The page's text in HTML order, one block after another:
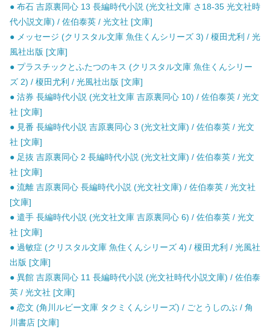
● 布石 吉原裏同心 13 長編時代小説 (光文社文庫 さ18-35 光文社時
代小説文庫) / 佐伯泰英 / 光文社 [文庫]
● メッセージ (クリスタル文庫 魚住くんシリーズ 3) / 榎田尤利 / 光
風社出版 [文庫]
● プラスチックとふたつのキス (クリスタル文庫 魚住くんシリー
ズ 2) / 榎田尤利 / 光風社出版 [文庫]
● 沽券 長編時代小説 (光文社文庫 吉原裏同心 10) / 佐伯泰英 / 光文
社 [文庫]
● 見番 長編時代小説 吉原裏同心 3 (光文社文庫) / 佐伯泰英 / 光文
社 [文庫]
● 足抜 吉原裏同心 2 長編時代小説 (光文社文庫) / 佐伯泰英 / 光文
社 [文庫]
● 流離 吉原裏同心 長編時代小説 (光文社文庫) / 佐伯泰英 / 光文社
[文庫]
● 遣手 長編時代小説 (光文社文庫 吉原裏同心 6) / 佐伯泰英 / 光文
社 [文庫]
● 過敏症 (クリスタル文庫 魚住くんシリーズ 4) / 榎田尤利 / 光風社
出版 [文庫]
● 異館 吉原裏同心 11 長編時代小説 (光文社時代小説文庫) / 佐伯泰
英 / 光文社 [文庫]
● 恋文 (角川ルビー文庫 タクミくんシリーズ) / ごとうしのぶ / 角
川書店 [文庫]